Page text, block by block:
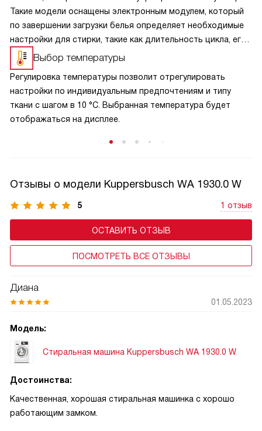
Такие модели оснащены электронным модулем, который
по завершении загрузки белья определяет необходимые
настройки для стирки, такие как длительность цикла, его
интенсивность, а также расход воды и электроэнергии.
Эта опция позволяет не только экономить
на энергоресурсах, но и предотвращать перегрузки
в барабане, а также дисбаланс во время отжима.
Выбор температуры
Регулировка температуры позволит отрегулировать
настройки по индивидуальным предпочтениям и типу
ткани с шагом в 10 °C. Выбранная температура будет
отображаться на дисплее.
Отзывы о модели Kuppersbusch WA 1930.0 W
5 1 отзыв
ОСТАВИТЬ ОТЗЫВ
ПОСМОТРЕТЬ ВСЕ ОТЗЫВЫ
Диана
01.05.2023
Модель:
Стиральная машина Kuppersbusch WA 1930.0 W
Достоинства:
Качественная, хорошая стиральная машинка с хорошо
работающим замком.